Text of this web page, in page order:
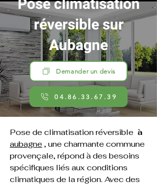
Pose climatisation
réversible sur
Aubagne
Demander un devis
04.86.33.67.39
Pose de climatisation réversible à
aubagne , une charmante commune
provençale, répond à des besoins
spécifiques liés aux conditions
climatiques de la région. Avec des